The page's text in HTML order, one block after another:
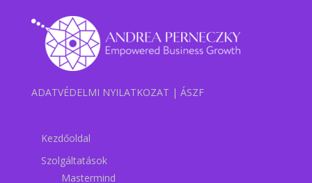
ADATVÉDELMI NYILATKOZAT | ÁSZF
Kezdőoldal
Szolgáltatások
Mastermind